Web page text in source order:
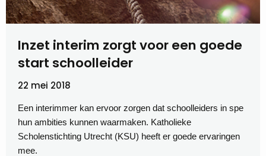
Inzet interim zorgt voor een goede
start schoolleider
22 mei 2018
Een interimmer kan ervoor zorgen dat schoolleiders in spe
hun ambities kunnen waarmaken. Katholieke
Scholenstichting Utrecht (KSU) heeft er goede ervaringen
mee.